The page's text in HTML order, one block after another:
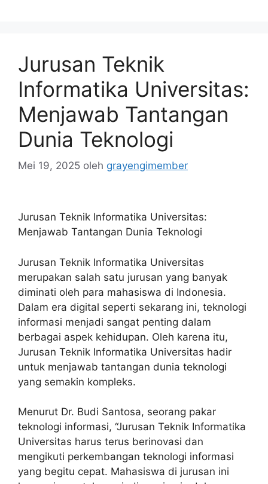
Jurusan Teknik
Informatika Universitas:
Menjawab Tantangan
Dunia Teknologi
Mei 19, 2025 oleh grayengimember
Jurusan Teknik Informatika Universitas:
Menjawab Tantangan Dunia Teknologi
Jurusan Teknik Informatika Universitas
merupakan salah satu jurusan yang banyak
diminati oleh para mahasiswa di Indonesia.
Dalam era digital seperti sekarang ini, teknologi
informasi menjadi sangat penting dalam
berbagai aspek kehidupan. Oleh karena itu,
Jurusan Teknik Informatika Universitas hadir
untuk menjawab tantangan dunia teknologi
yang semakin kompleks.
Menurut Dr. Budi Santosa, seorang pakar
teknologi informasi, “Jurusan Teknik Informatika
Universitas harus terus berinovasi dan
mengikuti perkembangan teknologi informasi
yang begitu cepat. Mahasiswa di jurusan ini